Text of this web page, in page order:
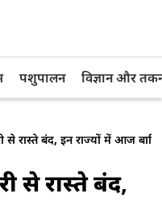
पशुपालन विज्ञान और
से रास्ते बंद, इन राज्यों में आज
से रास्ते बंद,